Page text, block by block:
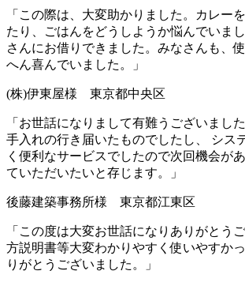
「この際は、大変助かりました。カレー
たり、ごはんをどうしようか悩んでいま
さんにお借りできました。 みなさんも、
へん喜んでいました。
」
(株)伊東屋様 東京都中央区
「お世話になりまして有難うございました
手入れの行き届いたものでした し、 シス
く便利なサービスでしたので次回機会が
ていただいたいと存じます。」
後藤建築事務所様 東京都江東区
「この度は大変お世話になりありがとう
方説明書等大変わかりやすく使いやすかっ
りがとうございました。」